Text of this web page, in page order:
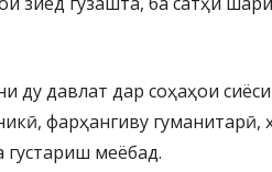
ду давлат дар соҳаҳои
фарҳангиву
густариш меёбад.